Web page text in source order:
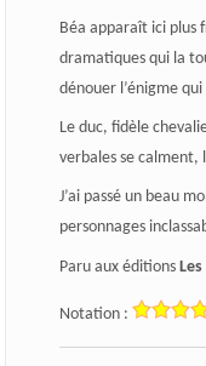
Béa apparaît ici plus
dramatiques qui la
dénouer l’énigme
Le duc, fidèle
verbales se
J’ai passé un beau
personnages
Paru aux éditions
Notation :